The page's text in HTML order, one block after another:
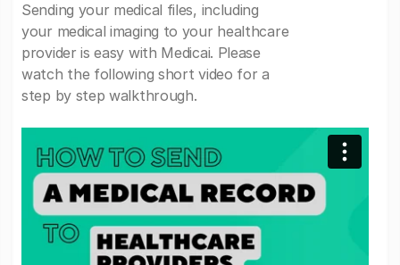
Sending your medical files, including
your medical imaging to your healthcare
provider is easy with Medicai. Please
watch the following short video for a
step by step walkthrough.